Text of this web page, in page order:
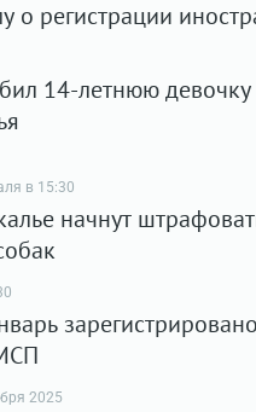
о регистрации
14-летнюю девочку
в 15:30
начнут
2025